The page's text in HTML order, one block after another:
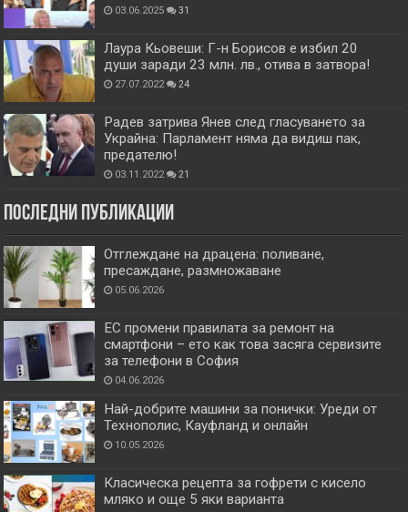
03.06.2025 31
Лаура Кьовеши: Г-н Борисов е избил 20
души заради 23 млн. лв., отива в затвора!
27.07.2022 24
Радев затрива Янев след гласуването за
Украйна: Парламент няма да видиш пак,
предателю!
03.11.2022 21
Последни публикации
Отглеждане на драцена: поливане,
пресаждане, размножаване
05.06.2026
ЕС промени правилата за ремонт на
смартфони – ето как това засяга сервизите
за телефони в София
04.06.2026
Най-добрите машини за понички: Уреди от
Технополис, Кауфланд и онлайн
10.05.2026
Класическа рецепта за гофрети с кисело
мляко и още 5 яки варианта